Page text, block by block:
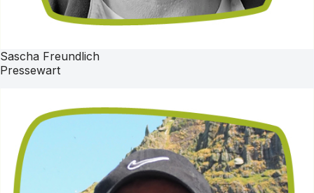
Sascha Freundlich
Pressewart